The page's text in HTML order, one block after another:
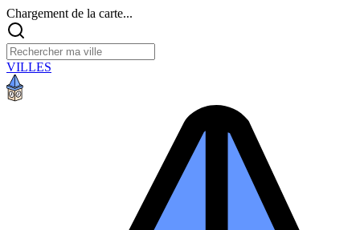
Chargement de la carte...
VILLES